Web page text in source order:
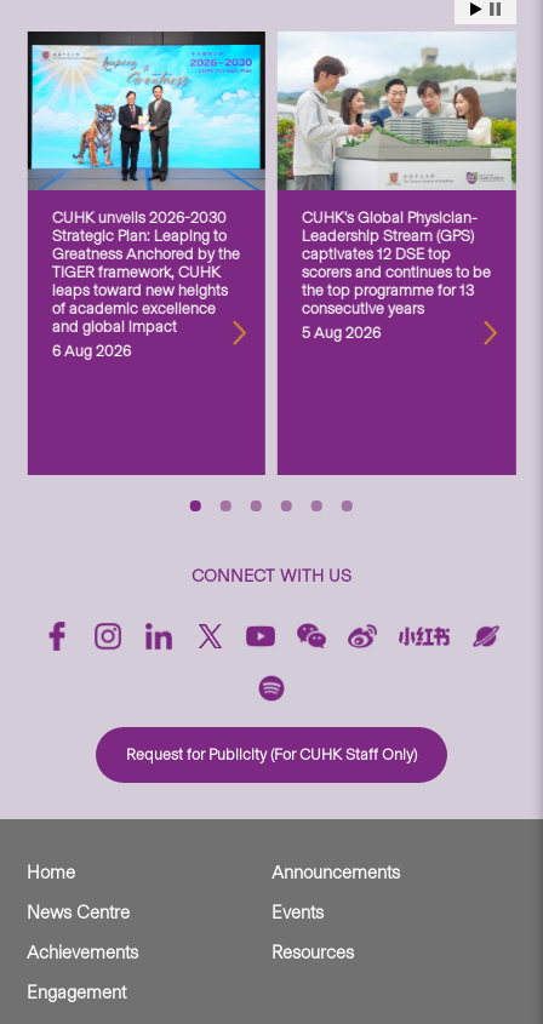
CUHK unveils 2026-2030
Strategic Plan: Leaping to
Greatness Anchored by the
TIGER framework, CUHK
leaps toward new heights
of academic excellence
and global impact
6 Aug 2026
CUHK’s Global Physician-
Leadership Stream (GPS)
captivates 12 DSE top
scorers and continues to be
the top programme for 13
consecutive years
5 Aug 2026
CONNECT WITH US
Request for Publicity (For CUHK Staff Only)
Home
Announcements
News Centre
Events
Achievements
Resources
Engagement